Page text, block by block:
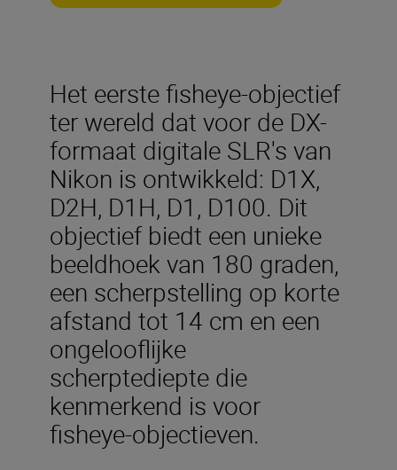
Het eerste fisheye-objectief
ter wereld dat voor de DX-
formaat digitale SLR's van
Nikon is ontwikkeld: D1X,
D2H, D1H, D1, D100. Dit
objectief biedt een unieke
beeldhoek van 180 graden,
een scherpstelling op korte
afstand tot 14 cm en een
ongelooflijke
scherptediepte die
kenmerkend is voor
fisheye-objectieven.